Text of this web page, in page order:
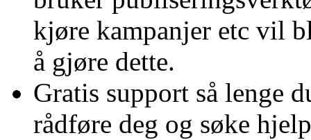
kjøre kampanjer etc vil
å gjøre dette.
Gratis support så lenge
rådføre deg og søke